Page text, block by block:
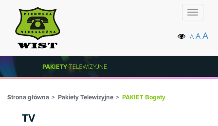
Toggle
A AA
Strona główna Pakiety Telewizyjne PAKIET Bogaty
TV